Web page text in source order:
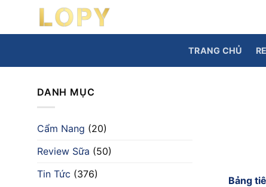
nội
TRANG CHỦ
DANH MỤC
Cẩm Nang (20)
Review Sữa (50)
Tin Tức (376)
Bảng